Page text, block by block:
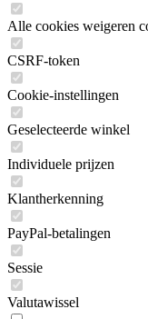
Alle cookies weigeren
CSRF-token
Cookie-instellingen
Geselecteerde winkel
Individuele prijzen
Klantherkenning
PayPal-betalingen
Sessie
Valutawissel